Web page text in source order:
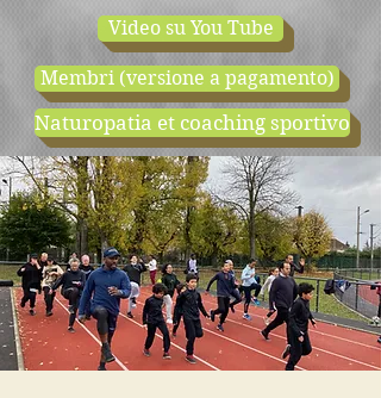
Video su You Tube
Membri (versione a pagamento)
Naturopatia et coaching sportivo
cours d'essai negozio